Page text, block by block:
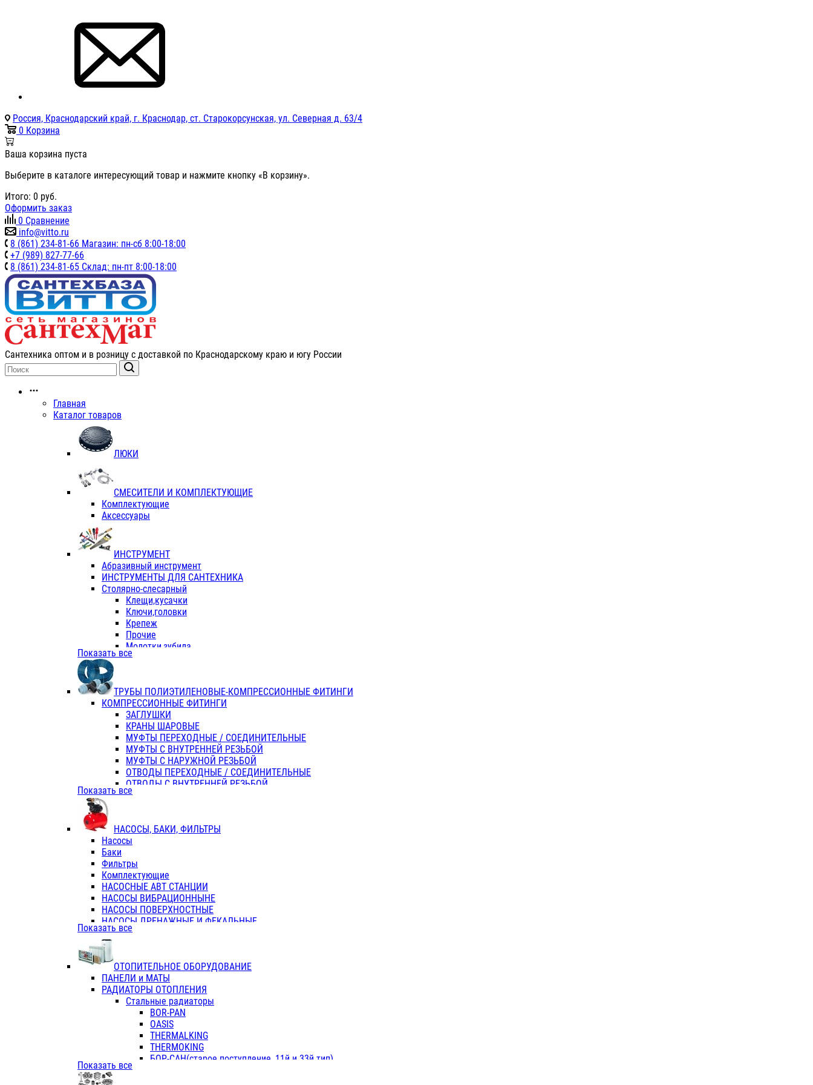
Россия, Краснодарский край, г. Краснодар, ст. Старокорсунская, ул. Северная д. 63/4
0 Корзина
Ваша корзина пуста
Выберите в каталоге интересующий товар и нажмите кнопку «В корзину».
Итого: 0 руб.
Оформить заказ
0 Сравнение
info@vitto.ru
8 (861) 234-81-66 Магазин: пн-сб 8:00-18:00
+7 (989) 827-77-66
8 (861) 234-81-65 Склад: пн-пт 8:00-18:00
Сантехника оптом и в розницу с доставкой по Краснодарскому краю и югу России
Главная
Каталог товаров
ЛЮКИ
СМЕСИТЕЛИ И КОМПЛЕКТУЮЩИЕ
Комплектующие
Аксессуары
ИНСТРУМЕНТ
Абразивный инструмент
ИНСТРУМЕНТЫ ДЛЯ САНТЕХНИКА
Столярно-слесарный
Клещи,кусачки
Ключи,головки
Крепеж
Прочие
Молотки,зубила
Пассатижи,тонкогубцы,утконосы
Отвертки
Хоз. инвентарь
ЭЛ. ИНСТРУМЕНТ OASIS
Показать все
ТРУБЫ ПОЛИЭТИЛЕНОВЫЕ-КОМПРЕССИОННЫЕ ФИТИНГИ
КОМПРЕССИОННЫЕ ФИТИНГИ
ЗАГЛУШКИ
КРАНЫ ШАРОВЫЕ
МУФТЫ ПЕРЕХОДНЫЕ / СОЕДИНИТЕЛЬНЫЕ
МУФТЫ С ВНУТРЕННЕЙ РЕЗЬБОЙ
МУФТЫ С НАРУЖНОЙ РЕЗЬБОЙ
ОТВОДЫ ПЕРЕХОДНЫЕ / СОЕДИНИТЕЛЬНЫЕ
ОТВОДЫ С ВНУТРЕННЕЙ РЕЗЬБОЙ
ОТВОДЫ С НАРУЖНОЙ РЕЗЬБОЙ
ТРОЙНИКИ ПЕРЕХОДНЫЕ / СОЕДИНИТЕЛЬНЫЕ
ТРОЙНИКИ С ВНУТРЕННЕЙ РЕЗЬБОЙ
КОЛЬЦА РЕЗИНОВЫЕ
ТРУБЫ НАПОРНЫЕ
ТРУБЫ ГОФРИРОВАННЫЕ ДВУХСЛ.
ТРУБЫ ПОЛИЭТИЛЕНОВЫЕ
Показать все
НАСОСЫ, БАКИ, ФИЛЬТРЫ
Насосы
Баки
Фильтры
Комплектующие
НАСОСНЫЕ АВТ СТАНЦИИ
НАСОСЫ ВИБРАЦИОННЫНЕ
НАСОСЫ ПОВЕРХНОСТНЫЕ
НАСОСЫ ДРЕНАЖНЫЕ И ФЕКАЛЬНЫЕ
НАСОСЫ ПОВЫСИТ и ЦИРКУЛЯЦИОННЫЕ
НАСОСЫ СКВАЖИННЫЕ
Показать все
ОТОПИТЕЛЬНОЕ ОБОРУДОВАНИЕ
ПАНЕЛИ и МАТЫ
РАДИАТОРЫ ОТОПЛЕНИЯ
Стальные радиаторы
BOR-PAN
OASIS
THERMALKING
THERMOKING
БОР-САН(старое поступление, 11й и 33й тип)
Показать все